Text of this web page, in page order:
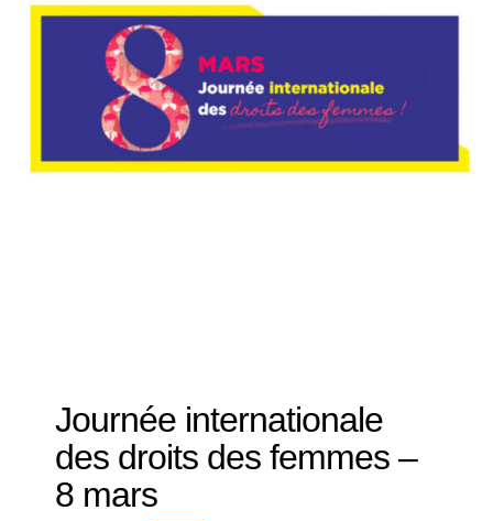
Journée internationale
des droits des femmes –
8 mars